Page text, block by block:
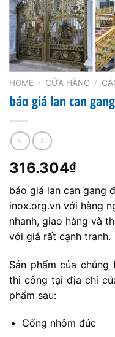
HOME / CỬA HÀNG /
báo giá lan can
316.304₫
báo giá lan can gang
inox.org.vn với hàng
nhanh, giao hàng và
với giá rất cạnh tranh.
Sản phẩm của
thi công tại địa chỉ
phẩm sau:
Cổng nhôm đúc